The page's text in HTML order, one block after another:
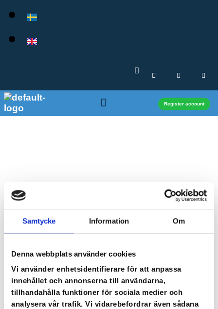
Samtycke Information Om
Denna webbplats använder cookies
Vi använder enhetsidentifierare för att anpassa
innehållet och annonserna till användarna,
tillhandahålla funktioner för sociala medier och
analysera vår trafik. Vi vidarebefordrar även sådana
Register account